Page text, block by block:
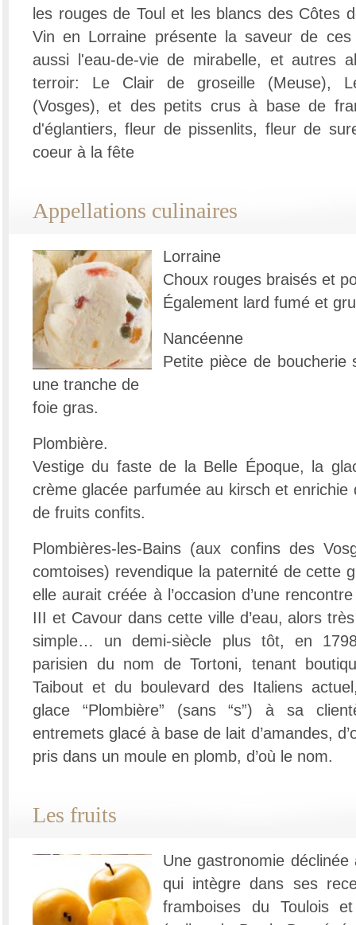
les rouges de Toul et les blancs des Côtes
Vin en Lorraine présente la saveur de
aussi l'eau-de-vie de mirabelle, et autres
terroir: Le Clair de groseille (Meuse),
(Vosges), et des petits crus à base de
d'églantiers, fleur de pissenlits, fleur de
coeur à la fête
Appellations culinaires
Lorraine
Choux rouges braisés et
Également lard fumé et
Nancéenne
Petite pièce de boucherie
une tranche de
foie gras.
Plombière.
Vestige du faste de la Belle Époque, la
crème glacée parfumée au kirsch et enrichie
de fruits confits.
Plombières-les-Bains (aux confins des
comtoises) revendique la paternité de cette
elle aurait créée à l’occasion d’une
III et Cavour dans cette ville d’eau, alors
simple… un demi-siècle plus tôt, en
parisien du nom de Tortoni, tenant
Taibout et du boulevard des Italiens
glace “Plombière” (sans “s”) à sa
entremets glacé à base de lait d’amandes,
pris dans un moule en plomb, d’où le nom.
Les fruits
Une gastronomie
qui intègre dans ses
framboises du Toulois